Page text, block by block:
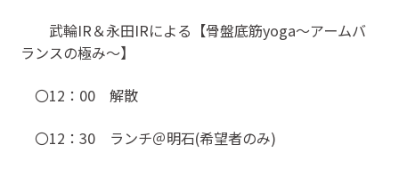
武輪IR＆永田IRによる【骨盤底筋yoga〜アームバ
ランスの極み〜】
〇12：00 解散
〇12：30 ランチ＠明石(希望者のみ)